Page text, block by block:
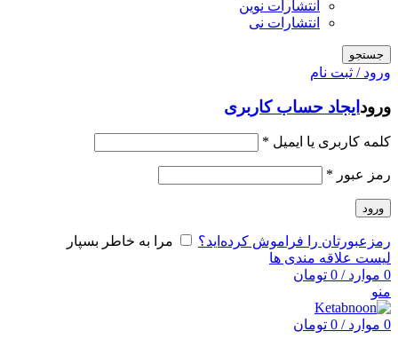
انتشارات نوین
انتشارات نی
جستجو
ورود / ثبت نام
ورود ایجاد حساب کاربری
کلمه کاربری یا ایمیل *
رمز عبور *
ورود
رمزعبورتان را فراموش کرده‌اید؟
مرا به خاطر بسپار
لیست علاقه مندی ها
0 موارد /
0 تومان
منو
0 موارد /
0 تومان